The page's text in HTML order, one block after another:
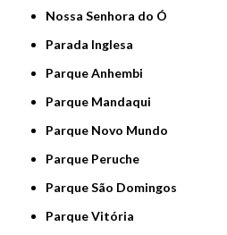
Nossa Senhora do Ó
Parada Inglesa
Parque Anhembi
Parque Mandaqui
Parque Novo Mundo
Parque Peruche
Parque São Domingos
Parque Vitória